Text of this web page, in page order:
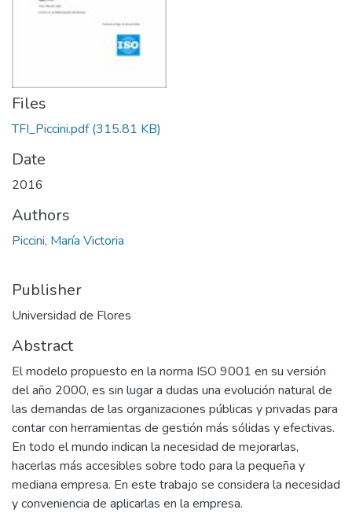
Files
TFI_Piccini.pdf(315.81 KB)
Date
2016
Authors
Piccini, María Victoria
Publisher
Universidad de Flores
Abstract
El modelo propuesto en la norma ISO 9001 en su versión
del año 2000, es sin lugar a dudas una evolución natural de
las demandas de las organizaciones públicas y privadas para
contar con herramientas de gestión más sólidas y efectivas.
En todo el mundo indican la necesidad de mejorarlas,
hacerlas más accesibles sobre todo para la pequeña y
mediana empresa. En este trabajo se considera la necesidad
y conveniencia de aplicarlas en la empresa.